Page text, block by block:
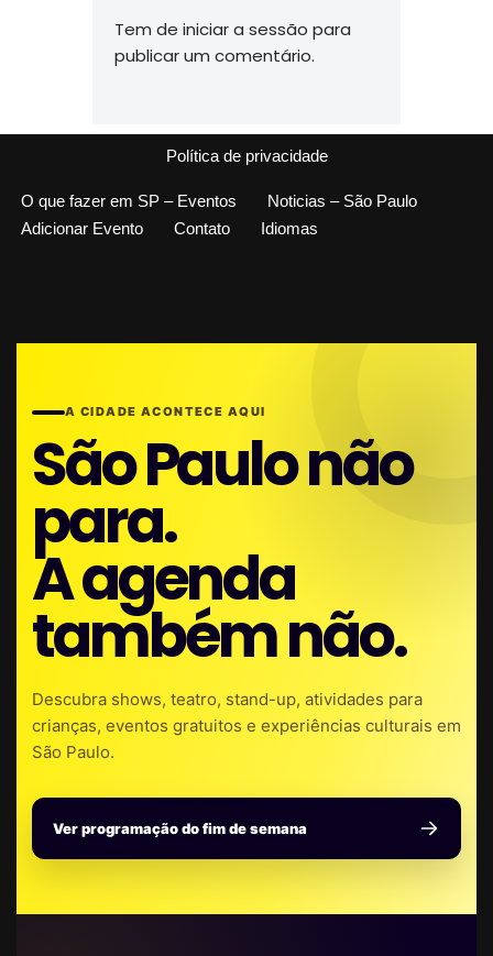
Tem de iniciar a sessão para
publicar um comentário.
Política de privacidade
O que fazer em SP – Eventos
Noticias – São Paulo
Adicionar Evento
Contato Idiomas
A CIDADE ACONTECE AQUI
São Paulo não
para.
A agenda
também não.
Descubra shows, teatro, stand-up, atividades para
crianças, eventos gratuitos e experiências culturais em
São Paulo.
Ver programação do fim de semana